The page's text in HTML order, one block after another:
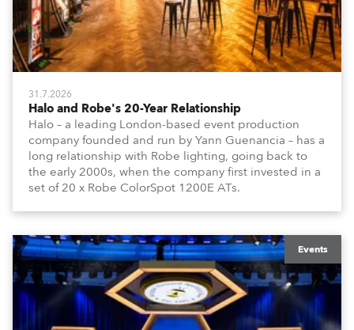
31.7.2026
Halo and Robe's 20-Year Relationship
Halo – a leading London-based event production
company founded and run by Yann Guenancia – has a
long relationship with Robe lighting, going back to
the early 2000s, when the company first invested in a
set of 20 x Robe ColorSpot 1200E ATs.
Events